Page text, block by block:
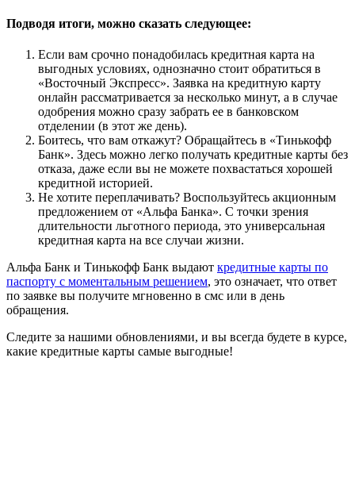
Подводя итоги, можно сказать следующее:
Если вам срочно понадобилась кредитная карта на
выгодных условиях, однозначно стоит обратиться в
«Восточный Экспресс». Заявка на кредитную карту
онлайн рассматривается за несколько минут, а в случае
одобрения можно сразу забрать ее в банковском
отделении (в этот же день).
Боитесь, что вам откажут? Обращайтесь в «Тинькофф
Банк». Здесь можно легко получать кредитные карты без
отказа, даже если вы не можете похвастаться хорошей
кредитной историей.
Не хотите переплачивать? Воспользуйтесь акционным
предложением от «Альфа Банка». С точки зрения
длительности льготного периода, это универсальная
кредитная карта на все случаи жизни.
Альфа Банк и Тинькофф Банк выдают кредитные карты по
паспорту с моментальным решением, это означает, что ответ
по заявке вы получите мгновенно в смс или в день
обращения.
Следите за нашими обновлениями, и вы всегда будете в курсе,
какие кредитные карты самые выгодные!